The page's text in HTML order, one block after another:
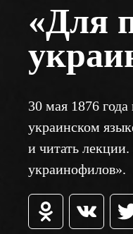
«Для
30 мая 1876
украинском
и читать
украинофилов».